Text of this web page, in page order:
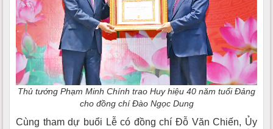
Thủ tướng Phạm Minh Chính trao Huy hiệu 40 năm tuổi Đảng
cho đồng chí Đào Ngọc Dung
Cùng tham dự buổi Lễ có đồng chí Đỗ Văn Chiến, Ủy